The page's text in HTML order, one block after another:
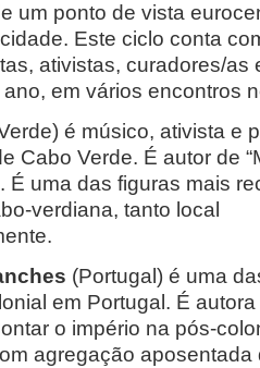
um ponto de vista
Este ciclo conta
ativistas, curadores/as
em vários encontros
é músico, ativista e
Cabo Verde. É autor de
É uma das figuras mais
verdiana, tanto local
(Portugal) é uma
em Portugal. É
o império na pós-
agregação